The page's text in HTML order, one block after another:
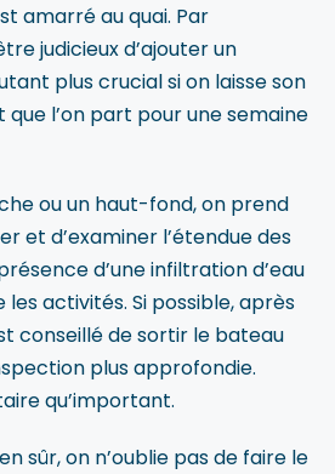
amarré au quai. Par
judicieux d’ajouter un
plus crucial si on laisse son
l’on part pour une semaine
ou un haut-fond, on prend
et d’examiner l’étendue des
d’une infiltration d’eau
activités. Si possible, après
conseillé de sortir le bateau
plus approfondie.
qu’important.
sûr, on n’oublie pas de faire le